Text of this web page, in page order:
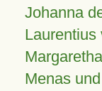
Johanna
Laurentius
Margaretha
Menas